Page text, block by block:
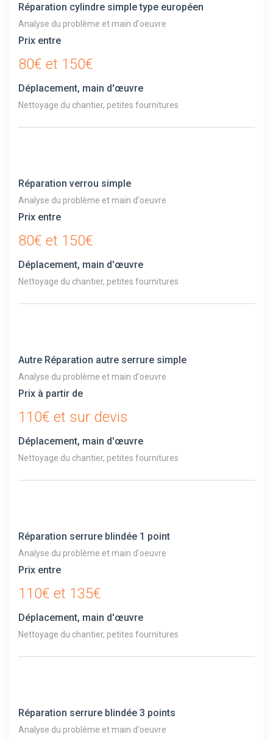
Réparation cylindre simple type européen
Analyse du problème et main d'oeuvre
Prix entre
80€ et 150€
Déplacement, main d'œuvre
Nettoyage du chantier, petites fournitures
Réparation verrou simple
Analyse du problème et main d'oeuvre
Prix entre
80€ et 150€
Déplacement, main d'œuvre
Nettoyage du chantier, petites fournitures
Autre Réparation autre serrure simple
Analyse du problème et main d'oeuvre
Prix à partir de
110€ et sur devis
Déplacement, main d'œuvre
Nettoyage du chantier, petites fournitures
Réparation serrure blindée 1 point
Analyse du problème et main d'oeuvre
Prix entre
110€ et 135€
Déplacement, main d'œuvre
Nettoyage du chantier, petites fournitures
Réparation serrure blindée 3 points
Analyse du problème et main d'oeuvre